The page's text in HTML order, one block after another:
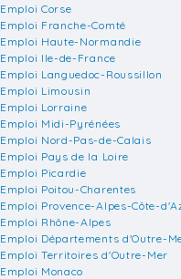
Emploi Corse
Emploi Franche-Comté
Emploi Haute-Normandie
Emploi Ile-de-France
Emploi Languedoc-Roussillon
Emploi Limousin
Emploi Lorraine
Emploi Midi-Pyrénées
Emploi Nord-Pas-de-Calais
Emploi Pays de la Loire
Emploi Picardie
Emploi Poitou-Charentes
Emploi Provence-Alpes-Côte-
Emploi Rhône-Alpes
Emploi Départements d'Outre-
Emploi Territoires d'Outre-Mer
Emploi Monaco